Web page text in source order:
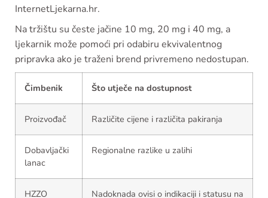
InternetLjekarna.hr.
Na tržištu su česte jačine 10 mg, 20 mg i 40 mg, a
ljekarnik može pomoći pri odabiru ekvivalentnog
pripravka ako je traženi brend privremeno nedostupan.
Čimbenik Što utječe na dostupnost
Proizvođač Različite cijene i različita pakiranja
Dobavljački
lanac
Regionalne razlike u zalihi
HZZO
Nadoknada ovisi o indikaciji i statusu na